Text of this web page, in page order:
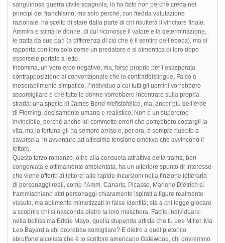
sanguinosa guerra civile spagnola, lo ha fatto non perché creda nei
principi del franchismo, ma solo perché, con fredda valutazione
razionale, ha scelto di stare dalla parte di chi risulterà il vincitore finale.
Ammira e stima le donne, di cui riconosce il valore e la determinazione,
le tratta da sue pari (a differenza di ciò che è il sentire dell’epoca), ma si
rapporta con loro solo come un predatore e si dimentica di loro dopo
essersele portate a letto.
Insomma, un vero eroe negativo, ma, forse proprio per l’esasperata
contrapposizione al convenzionale che lo contraddistingue, Falcò è
inesorabilmente simpatico, l’individuo a cui tutti gli uomini vorrebbero
assomigliare e che tutte le donne vorrebbero incontrare sulla propria
strada: una specie di James Bond mefistofelico, ma, ancor più dell’eroe
di Fleming, decisamente umano e realistico. Non è un supereroe
invincibile, perché anche lui commette errori che potrebbero costargli la
vita, ma la fortuna gli ha sempre arriso e, per ora, è sempre riuscito a
cavarsela, in avventure ad altissima tensione emotiva che avvincono il
lettore.
Questo terzo romanzo, oltre alla consueta attrattiva della trama, ben
congeniata e ottimamente ambientata, ha un ulteriore spunto di interesse
che viene offerto al lettore: alle rapide incursioni nella finzione letteraria
di personaggi reali, come l’Amm. Canaris, Picasso, Marlene Dietrich si
frammischiano altri personaggi chiaramente ispirati a figure realmente
vissute, ma abilmente mimetizzati in false identità; sta a chi legge giocare
a scoprire chi si nasconda dietro la loro maschera. Facile individuare
nella bellissima Eddie Mayo, quella stupenda artista che fu Lee Miller. Ma
Leo Bayard a chi dovrebbe somigliare? E dietro a quel pletorico
sbruffone alcolista che è lo scrittore americano Gatewood, chi dovremmo